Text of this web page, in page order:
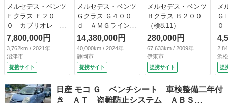
メルセデス・ベンツ
Ｅクラス Ｅ２０
０ カブリオレ ス
ポーツ レザーＰＫ
Ｇ 白黒革 Ｆシー
トＨ エアバランス
ＰＫＧ ブルメスタ
ー レーダーセーフ
ティＰＫＧ ＡＭＧ
１９ｉｎＡＷ ダー
7,800,000円
3,762km / 2021年
沼津市
提携サイト
メルセデス・ベンツ
Ｇクラス Ｇ４００
ｄ ＡＭＧライン
ガラススライディン
グルーフ ブルメス
ターサラウンドサウ
ンドシステム レー
ダーセーフティーパ
ントライト ＬＥＤ
14,380,000円
40,000km / 2024年
静岡市
提携サイト
メルセデス・ベンツ
Ｂクラス Ｂ２００
（検8.11）
280,000円
67,633km / 2009年
伊東市
提携サイト
メ
Ｇ
０
ワ
ー
テ
ス
チ
カ
ト
浜
提
日産 モコ Ｇ ベンチシート 車検整備二年付
き ＡＴ 盗難防止システム ＡＢＳ…